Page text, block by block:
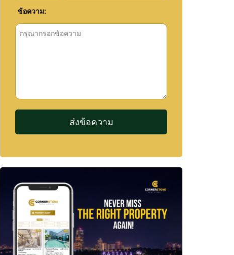
ข้อความ: